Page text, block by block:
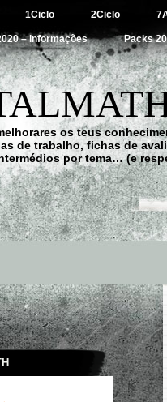
1Ciclo 2Ciclo
– Informações Packs
os teus
de trabalho, fichas de
por tema… (e